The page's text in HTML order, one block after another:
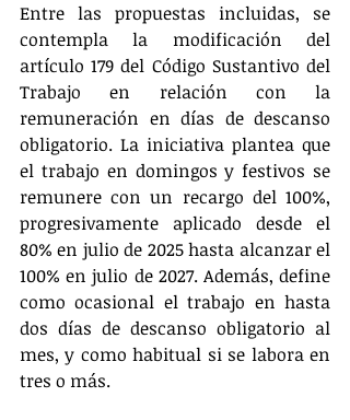
Entre las propuestas incluidas, se
contempla la modificación del
artículo 179 del Código Sustantivo del
Trabajo en relación con la
remuneración en días de descanso
obligatorio. La iniciativa plantea que
el trabajo en domingos y festivos se
remunere con un recargo del 100%,
progresivamente aplicado desde el
80% en julio de 2025 hasta alcanzar el
100% en julio de 2027. Además, define
como ocasional el trabajo en hasta
dos días de descanso obligatorio al
mes, y como habitual si se labora en
tres o más.